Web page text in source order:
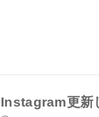
Instagram更新